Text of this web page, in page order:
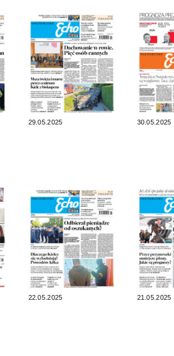
29.05.2025 30.05.2025
22.05.2025 21.05.2025